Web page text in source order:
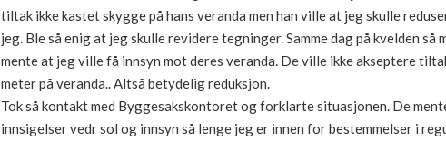
tiltak ikke kastet skygge på hans veranda men han ville at jeg skulle
jeg. Ble så enig at jeg skulle revidere tegninger. Samme dag på kvelden
mente at jeg ville få innsyn mot deres veranda. De ville ikke akseptere
meter på veranda.. Altså betydelig reduksjon.
Tok så kontakt med Byggesakskontoret og forklarte situasjonen. De
innsigelser vedr sol og innsyn så lenge jeg er innen for bestemmelser i